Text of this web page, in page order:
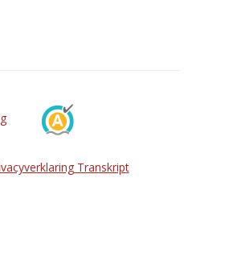
Transkript